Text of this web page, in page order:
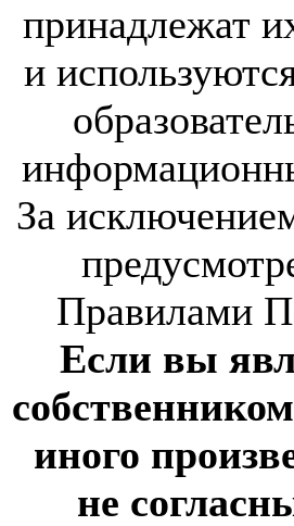
принадлежат
и
За
Правилами
Если вы
иного
не